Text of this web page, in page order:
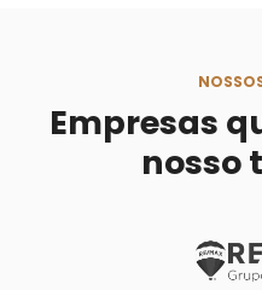
Empresas
nosso